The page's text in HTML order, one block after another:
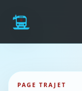
PAGE TRAJET